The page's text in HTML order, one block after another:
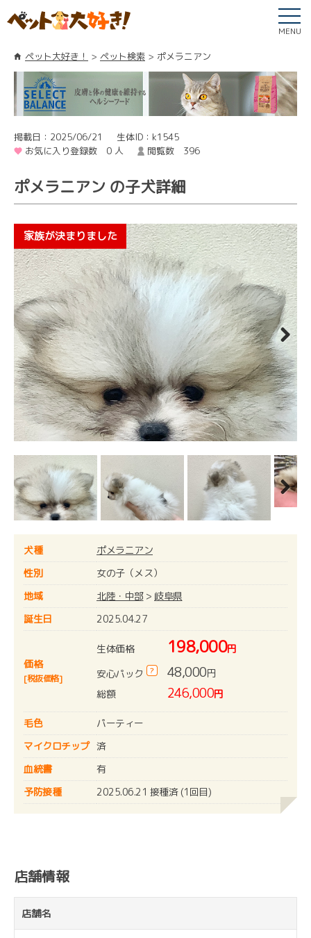
MENU
ペット大好き！ ペット検索 ポメラニアン
掲載日：2025/06/21
生体ID：k1545
お気に入り登録数 0 人
閲覧数 396
ポメラニアン の子犬詳細
Next
Next
犬種
ポメラニアン
性別
女の子（メス）
地域
北陸・中部> 岐阜県
誕生日
2025.04.27
価格
[税抜価格]
生体価格 198,000円
安心パック
? 48,000円
総額
246,000円
毛色
パーティー
マイクロチップ 済
血統書
有
予防接種
2025.06.21 接種済 (1回目)
店舗情報
店舗名